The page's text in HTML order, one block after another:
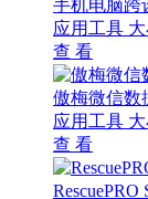
手机电脑跨
应用工具
查 看
傲梅微信数
应用工具
查 看